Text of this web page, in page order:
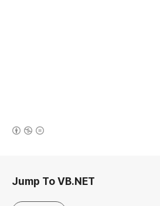
Jump To VB.NET